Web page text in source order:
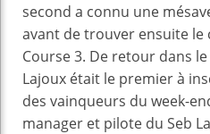
second a connu une
avant de trouver ensuite le
Course 3. De retour dans
Lajoux était le premier à
des vainqueurs du week-
manager et pilote du Seb